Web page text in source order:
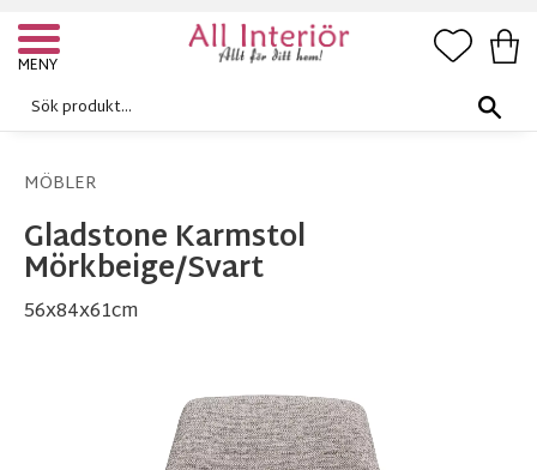
Meny
MÖBLER
Gladstone Karmstol
Mörkbeige/Svart
56x84x61cm